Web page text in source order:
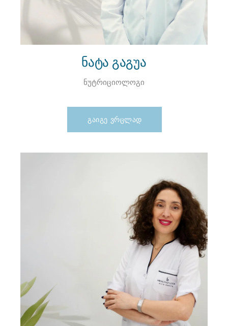
ნატა გაგუა
ნუტრიციოლოგი
ᲒᲐᲘᲒᲔ ᲕᲠᲪᲚᲐᲓ